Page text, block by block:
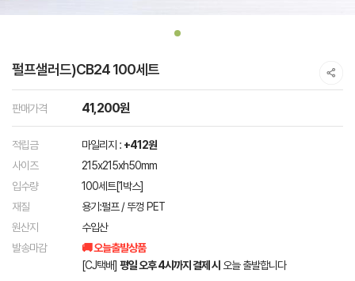
펄프샐러드)CB24 100세트
판매가격 41,200원
적립금 마일리지 : +412원
사이즈
215x215xh50mm
입수량
100세트[1박스]
재질
용기:펄프 / 뚜껑 PET
원산지
수입산
발송마감
🚚 오늘출발상품
[CJ택배] 평일 오후 4시까지 결제 시 오늘 출발합니다